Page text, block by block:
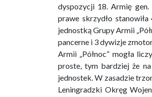
dyspozycji 18. Armię
prawe skrzydło
jednostką Grupy Armii
pancerne i 3 dywizje
Armii „Północ” mogła
proste, tym bardziej że
jednostek. W zasadzie
Leningradzki Okręg